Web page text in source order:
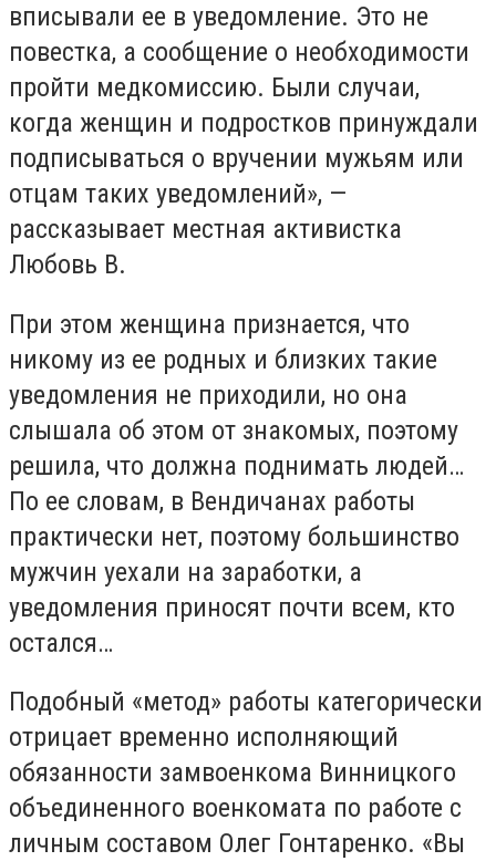
вписывали ее в уведомление. Это не
повестка, а сообщение о необходимости
пройти медкомиссию. Были случаи,
когда женщин и подростков принуждали
подписываться о вручении мужьям или
отцам таких уведомлений», —
рассказывает местная активистка
Любовь В.
При этом женщина признается, что
никому из ее родных и близких такие
уведомления не приходили, но она
слышала об этом от знакомых, поэтому
решила, что должна поднимать людей…
По ее словам, в Вендичанах работы
практически нет, поэтому большинство
мужчин уехали на заработки, а
уведомления приносят почти всем, кто
остался…
Подобный «метод» работы категорически
отрицает временно исполняющий
обязанности замвоенкома Винницкого
объединенного военкомата по работе с
личным составом Олег Гонтаренко. «Вы